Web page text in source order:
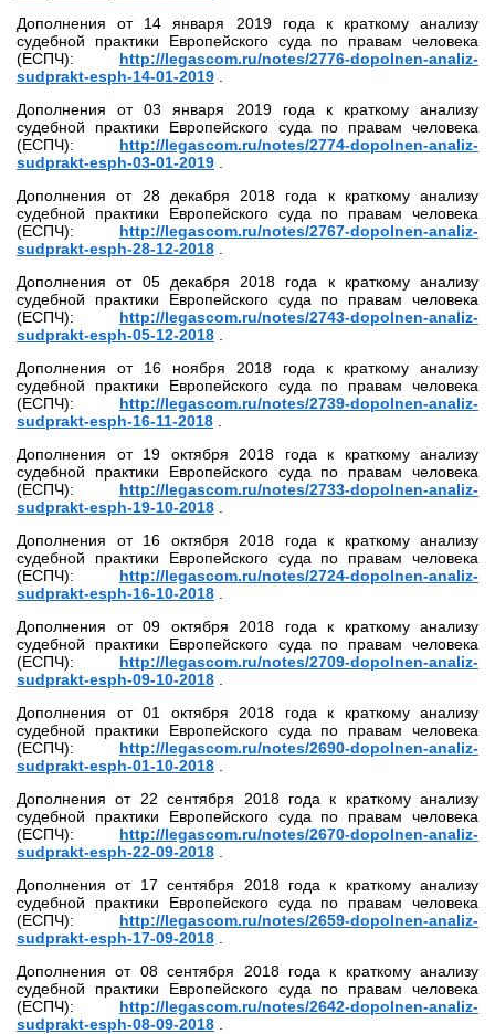
Дополнения от 14 января 2019 года к краткому анализу
судебной практики Европейского суда по правам человека
(ЕСПЧ): http://legascom.ru/notes/2776-dopolnen-analiz-
sudprakt-esph-14-01-2019
Дополнения от 03 января 2019 года к краткому анализу
судебной практики Европейского суда по правам человека
(ЕСПЧ): http://legascom.ru/notes/2774-dopolnen-analiz-
sudprakt-esph-03-01-2019
Дополнения от 28 декабря 2018 года к краткому анализу
судебной практики Европейского суда по правам человека
(ЕСПЧ): http://legascom.ru/notes/2767-dopolnen-analiz-
sudprakt-esph-28-12-2018
Дополнения от 05 декабря 2018 года к краткому анализу
судебной практики Европейского суда по правам человека
(ЕСПЧ): http://legascom.ru/notes/2743-dopolnen-analiz-
sudprakt-esph-05-12-2018
Дополнения от 16 ноября 2018 года к краткому анализу
судебной практики Европейского суда по правам человека
(ЕСПЧ): http://legascom.ru/notes/2739-dopolnen-analiz-
sudprakt-esph-16-11-2018
Дополнения от 19 октября 2018 года к краткому анализу
судебной практики Европейского суда по правам человека
(ЕСПЧ): http://legascom.ru/notes/2733-dopolnen-analiz-
sudprakt-esph-19-10-2018
Дополнения от 16 октября 2018 года к краткому анализу
судебной практики Европейского суда по правам человека
(ЕСПЧ): http://legascom.ru/notes/2724-dopolnen-analiz-
sudprakt-esph-16-10-2018
Дополнения от 09 октября 2018 года к краткому анализу
судебной практики Европейского суда по правам человека
(ЕСПЧ): http://legascom.ru/notes/2709-dopolnen-analiz-
sudprakt-esph-09-10-2018
Дополнения от 01 октября 2018 года к краткому анализу
судебной практики Европейского суда по правам человека
(ЕСПЧ): http://legascom.ru/notes/2690-dopolnen-analiz-
sudprakt-esph-01-10-2018
Дополнения от 22 сентября 2018 года к краткому анализу
судебной практики Европейского суда по правам человека
(ЕСПЧ): http://legascom.ru/notes/2670-dopolnen-analiz-
sudprakt-esph-22-09-2018
Дополнения от 17 сентября 2018 года к краткому анализу
судебной практики Европейского суда по правам человека
(ЕСПЧ): http://legascom.ru/notes/2659-dopolnen-analiz-
sudprakt-esph-17-09-2018
Дополнения от 08 сентября 2018 года к краткому анализу
судебной практики Европейского суда по правам человека
(ЕСПЧ): http://legascom.ru/notes/2642-dopolnen-analiz-
sudprakt-esph-08-09-2018